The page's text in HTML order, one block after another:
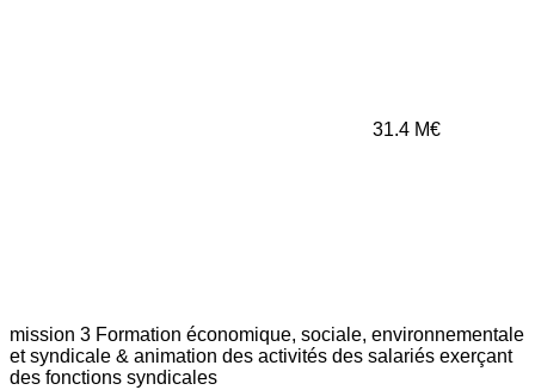
31.4 M€
mission 3 Formation économique, sociale, environnementale
et syndicale & animation des activités des salariés exerçant
des fonctions syndicales